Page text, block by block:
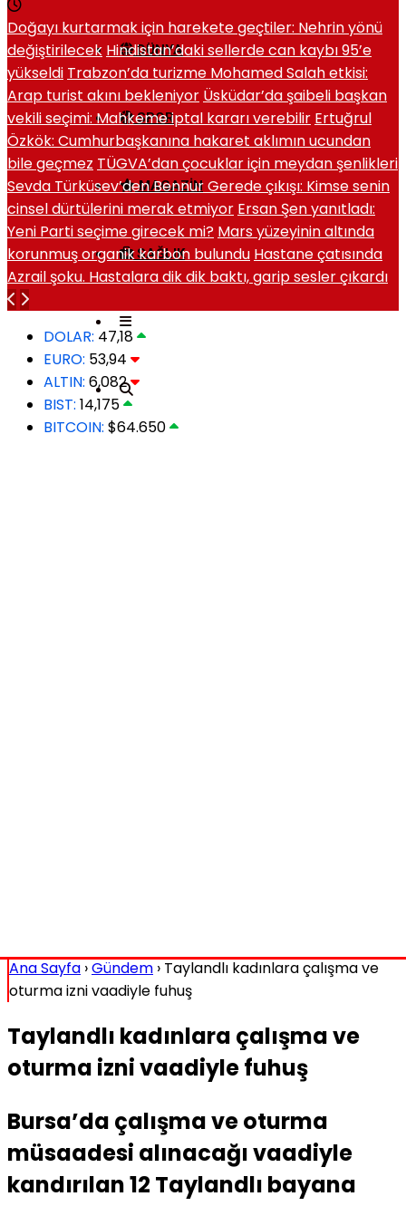
DÜNYA
SPOR
MAGAZIN
SAĞLIK
Doğayı kurtarmak için harekete geçtiler: Nehrin yönü
değiştirilecek Hindistan’daki sellerde can kaybı 95’e
yükseldi Trabzon’da turizme Mohamed Salah etkisi:
Arap turist akını bekleniyor Üsküdar’da şaibeli başkan
vekili seçimi: Mahkeme iptal kararı verebilir Ertuğrul
Özkök: Cumhurbaşkanına hakaret aklımın ucundan
bile geçmez TÜGVA’dan çocuklar için meydan şenlikleri
Sevda Türküsev’den Bennur Gerede çıkışı: Kimse senin
cinsel dürtülerini merak etmiyor Ersan Şen yanıtladı:
Yeni Parti seçime girecek mi? Mars yüzeyinin altında
korunmuş organik karbon bulundu Hastane çatısında
Azrail şoku. Hastalara dik dik baktı, garip sesler çıkardı
DOLAR: 47,18
EURO: 53,94
ALTIN: 6,082
BIST: 14,175
BITCOIN: $64.650
Ana Sayfa ›Gündem › Taylandlı kadınlara çalışma ve
oturma izni vaadiyle fuhuş
Taylandlı kadınlara çalışma ve
oturma izni vaadiyle fuhuş
Bursa’da çalışma ve oturma
müsaadesi alınacağı vaadiyle
kandırılan 12 Taylandlı bayana